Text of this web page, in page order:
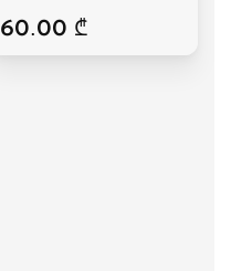
60.00 ₾